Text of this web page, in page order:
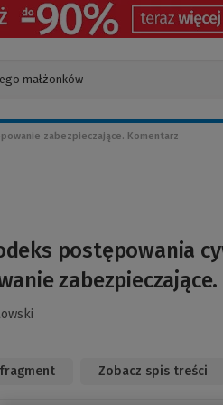
zabezpieczające. Komentarz
postępowania
Zobacz spis treści